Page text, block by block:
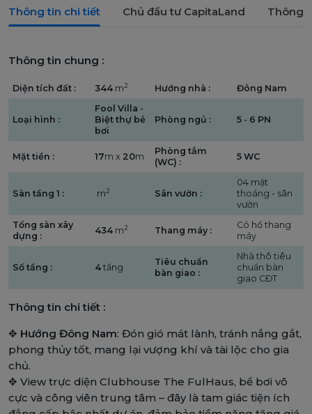
Thông tin chi tiết Chủ đầu tư CapitaLand Thông
Thông tin chung :
Diện tích đất : 344 m2 Hướng nhà : Đông Nam
Loại hình :
Fool Villa -
Biệt thự bẻ
bơi
Phòng ngủ : 5 - 6 PN
Mặt tiền : 17m x 20m
Phòng tắm
(WC) :
5 WC
Sàn tầng 1 : m2 Sân vườn :
04 mặt
thoáng - sân
vườn
Tổng sàn xây
dựng :
434 m2 Thang máy :
Có hố thang
máy
Số tầng : 4tầng
Tiêu chuẩn
bàn giao :
Nhà thô tiêu
chuẩn bàn
giao CĐT
Thông tin chi tiết :
✥ Hướng Đông Nam: Đón gió mát lành, tránh nắng gắt,
phong thủy tốt, mang lại vượng khí và tài lộc cho gia
chủ.
✥ View trực diện Clubhouse The FulHaus, bể bơi vô
cực và công viên trung tâm – đây là tam giác tiện ích